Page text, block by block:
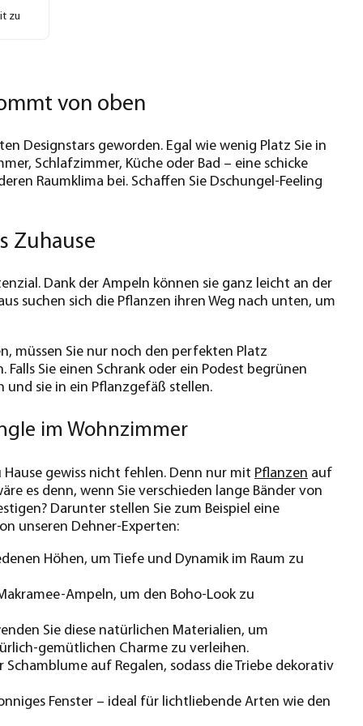
zu
von oben
Designstars geworden. Egal wie wenig Platz Sie in
Schlafzimmer, Küche oder Bad – eine schicke
Raumklima bei. Schaffen Sie Dschungel-Feeling
Zuhause
Dank der Ampeln können sie ganz leicht an der
suchen sich die Pflanzen ihren Weg nach unten, um
müssen Sie nur noch den perfekten Platz
Sie einen Schrank oder ein Podest begrünen
sie in ein Pflanzgefäß stellen.
im Wohnzimmer
gewiss nicht fehlen. Denn nur mit Pflanzen auf
es denn, wenn Sie verschieden lange Bänder von
Darunter stellen Sie zum Beispiel eine
unseren Dehner-Experten:
Höhen, um Tiefe und Dynamik im Raum zu
Ampeln, um den Boho-Look zu
Sie diese natürlichen Materialien, um
gemütlichen Charme zu verleihen.
auf Regalen, sodass die Triebe dekorativ
Fenster – ideal für lichtliebende Arten wie den